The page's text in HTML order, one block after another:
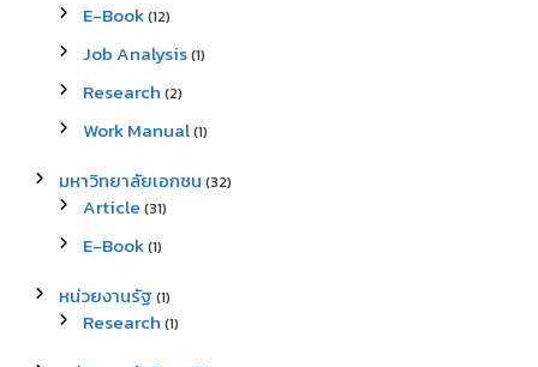
E-Book(12)
Job Analysis(1)
Research (2)
Work Manual(1)
มหาวิทยาลัยเอกชน (32)
Article (31)
E-Book(1)
หน่วยงานรัฐ (1)
Research (1)